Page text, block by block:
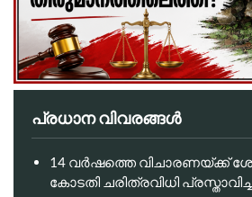
പ്രധാന വിവരങ്ങൾ
14 വർഷത്തെ വിചാരണയ്ക്ക്
കോടതി ചരിത്രവിധി